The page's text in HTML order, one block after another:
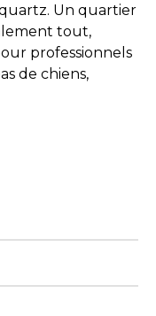
Un quartier
tout,
professionnels
de chiens,